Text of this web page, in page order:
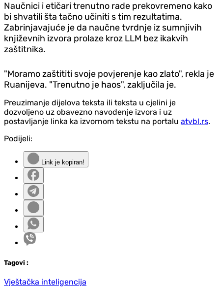
Naučnici i etičari trenutno rade prekovremeno kako
bi shvatili šta tačno učiniti s tim rezultatima.
Zabrinjavajuće je da naučne tvrdnje iz sumnjivih
književnih izvora prolaze kroz LLM bez ikakvih
zaštitnika.
"Moramo zaštititi svoje povjerenje kao zlato", rekla je
Ruanijeva. "Trenutno je haos", zaključila je.
Preuzimanje dijelova teksta ili teksta u cjelini je
dozvoljeno uz obavezno navođenje izvora i uz
postavljanje linka ka izvornom tekstu na portalu atvbl.rs.
Podijeli:
Link je kopiran!
Tagovi :
Vještačka inteligencija